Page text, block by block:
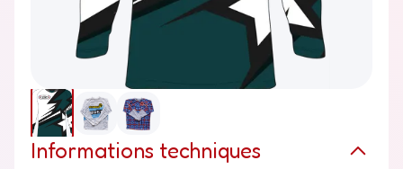
Informations techniques